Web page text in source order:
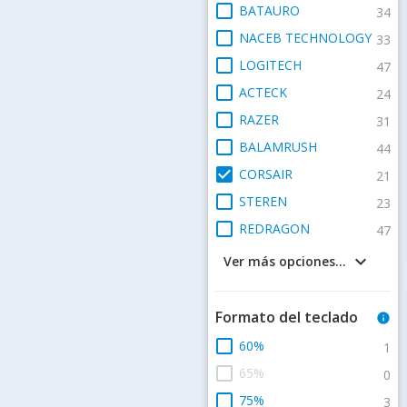
check_box_outline_blank BATAURO 34
check_box_outline_blank NACEB TECHNOLOGY 33
check_box_outline_blank LOGITECH 47
check_box_outline_blank ACTECK 24
check_box_outline_blank RAZER 31
check_box_outline_blank BALAMRUSH 44
check_box CORSAIR 21
check_box_outline_blank STEREN 23
check_box_outline_blank REDRAGON 47
keyboard_arrow_down
Ver más opciones...
Formato del teclado info
check_box_outline_blank 60% 1
check_box_outline_blank 65% 0
check_box_outline_blank 75% 3